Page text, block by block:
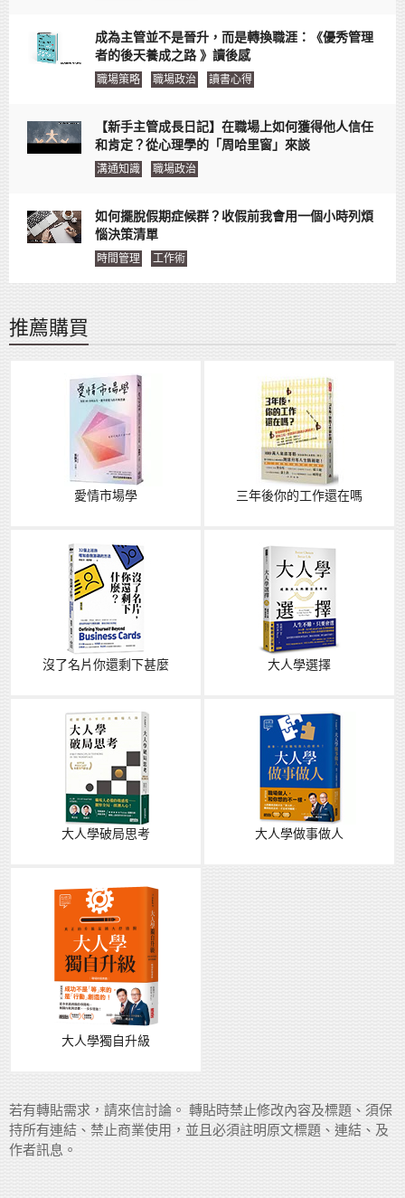
成為主管並不是晉升，而是轉換職涯：《優秀管理
者的後天養成之路 》讀後感
職場策略 職場政治 讀書心得
【新手主管成長日記】在職場上如何獲得他人信任
和肯定？從心理學的「周哈里窗」來談
溝通知識 職場政治
如何擺脫假期症候群？收假前我會用一個小時列煩
惱決策清單
時間管理 工作術
推薦購買
愛情市場學 三年後你的工作還在嗎
沒了名片你還剩下甚麼 大人學選擇
大人學破局思考 大人學做事做人
大人學獨自升級
若有轉貼需求，請來信討論。 轉貼時禁止修改內容及標題、須保
持所有連結、禁止商業使用，並且必須註明原文標題、連結、及
作者訊息。